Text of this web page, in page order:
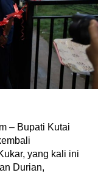
– Bupati Kutai
yang kali ini
Durian,